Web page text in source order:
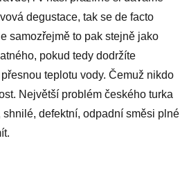
degustace, tak se de facto
samozřejmě to pak stejně jako
pokud tedy dodržíte
teplotu vody. Čemuž nikdo
Největší problém českého turka
defektní, odpadní směsi plné